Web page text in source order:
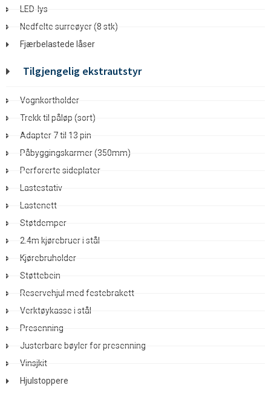
LED-lys
Nedfelte surreøyer (8 stk)
Fjærbelastede låser
Tilgjengelig ekstrautstyr
Vognkortholder
Trekk til påløp (sort)
Adapter 7 til 13 pin
Påbyggingskarmer (350mm)
Perforerte sideplater
Lastestativ
Lastenett
Støtdemper
2.4m kjørebruer i stål
Kjørebruholder
Støttebein
Reservehjul med festebrakett
Verktøykasse i stål
Presenning
Justerbare bøyler for presenning
Vinsjkit
Hjulstoppere